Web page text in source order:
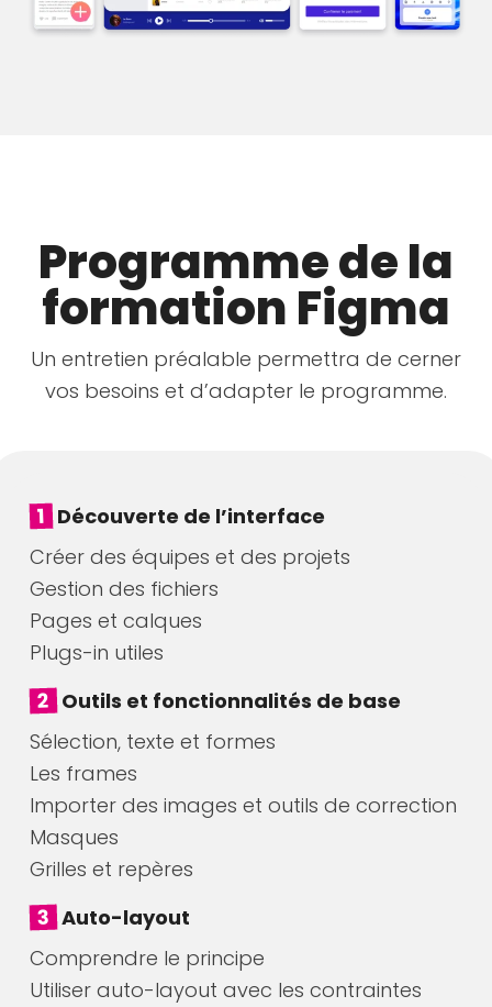
Programme de la
formation Figma
Un entretien préalable permettra de cerner
vos besoins et d’adapter le programme.
1 Découverte de l’interface
Créer des équipes et des projets
Gestion des fichiers
Pages et calques
Plugs-in utiles
2 Outils et fonctionnalités de base
Sélection, texte et formes
Les frames
Importer des images et outils de correction
Masques
Grilles et repères
3 Auto-layout
Comprendre le principe
Utiliser auto-layout avec les contraintes